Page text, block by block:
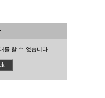
를 할 수 없습니다.